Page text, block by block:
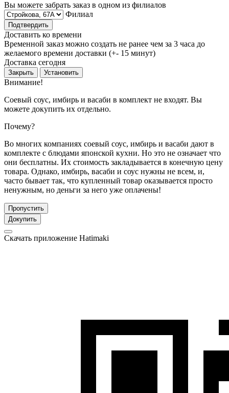
Вы можете забрать заказ в одном из филиалов
Филиал
Подтвердить
Доставить ко времени
Временной заказ можно создать не ранее чем за 3 часа до
желаемого времени доставки (+- 15 минут)
Доставка сегодня
Закрыть Установить
Внимание!
Соевый соус, имбирь и васаби в комплект не входят. Вы
можете докупить их отдельно.
Почему?
Во многих компаниях соевый соус, имбирь и васаби дают в
комплекте с блюдами японской кухни. Но это не означает что
они бесплатны. Их стоимость закладывается в конечную цену
товара. Однако, имбирь, васаби и соус нужны не всем, и,
часто бывает так, что купленный товар оказывается просто
ненужным, но деньги за него уже оплачены!
Пропустить
Докупить
Скачать приложение Hatimaki